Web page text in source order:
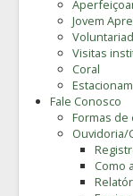
Jovem
Visitas
Coral
Fale Conosco
Formas de
Ouvidoria/
Como